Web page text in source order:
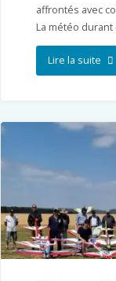
affrontés avec
La météo
Lire la suite
F3A
Aix
en